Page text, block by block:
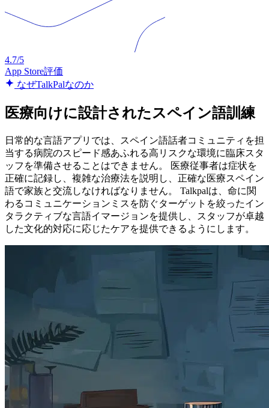
4.7/5
App Store評価
なぜTalkPalなのか
医療向けに設計されたスペイン語訓練
日常的な言語アプリでは、スペイン語話者コミュニティを担
当する病院のスピード感あふれる高リスクな環境に臨床スタ
ッフを準備させることはできません。 医療従事者は症状を
正確に記録し、複雑な治療法を説明し、正確な医療スペイン
語で家族と交流しなければなりません。 Talkpalは、命に関
わるコミュニケーションミスを防ぐターゲットを絞ったイン
タラクティブな言語イマージョンを提供し、スタッフが卓越
した文化的対応に応じたケアを提供できるようにします。